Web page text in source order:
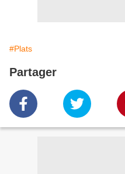
#Plats
Partager